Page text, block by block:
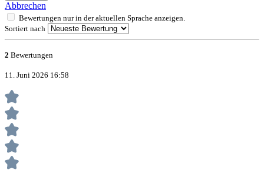
Abbrechen
Bewertungen nur in der aktuellen Sprache anzeigen.
Sortiert nach
2 Bewertungen
11. Juni 2026 16:58